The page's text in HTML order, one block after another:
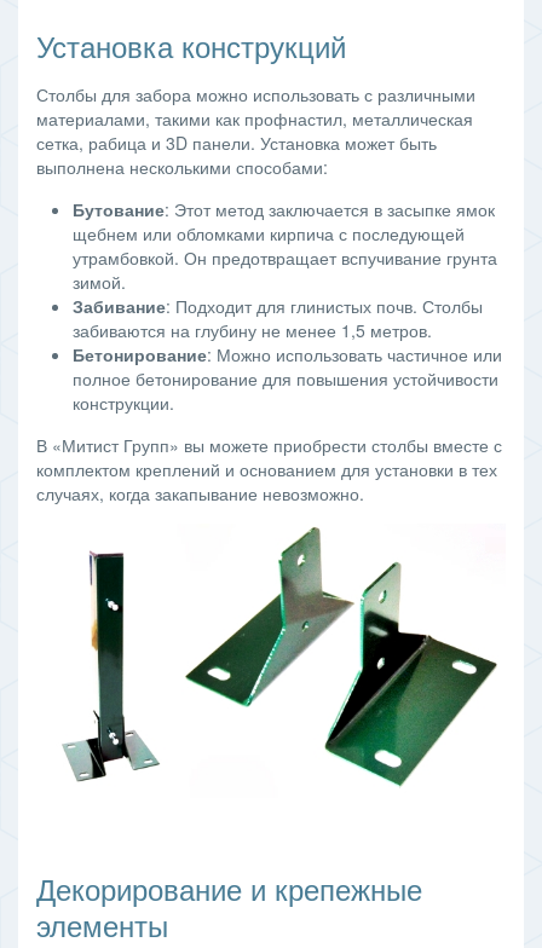
Установка конструкций
Столбы для забора можно использовать с различными
материалами, такими как профнастил, металлическая
сетка, рабица и 3D панели. Установка может быть
выполнена несколькими способами:
Бутование: Этот метод заключается в засыпке ямок
щебнем или обломками кирпича с последующей
утрамбовкой. Он предотвращает вспучивание грунта
зимой.
Забивание: Подходит для глинистых почв. Столбы
забиваются на глубину не менее 1,5 метров.
Бетонирование: Можно использовать частичное или
полное бетонирование для повышения устойчивости
конструкции.
В «Митист Групп» вы можете приобрести столбы вместе с
комплектом креплений и основанием для установки в тех
случаях, когда закапывание невозможно.
Декорирование и крепежные
элементы